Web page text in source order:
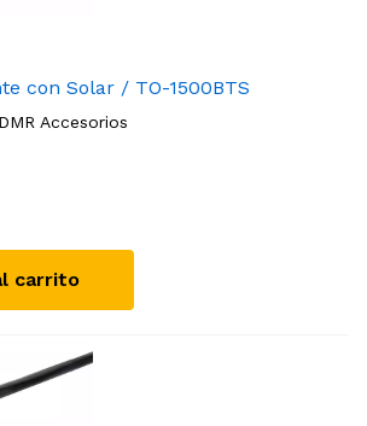
con Solar / TO-1500BTS
DMR Accesorios
carrito